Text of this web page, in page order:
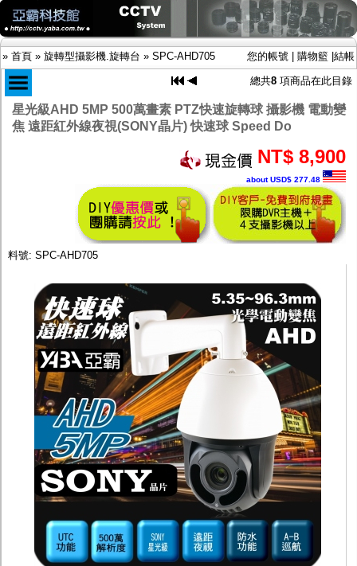
» 首頁 » 旋轉型攝影機.旋轉台 » SPC-AHD705 您的帳號 購物籃 結帳
商品目錄
AHD半球型(適用屋內)
AHD中小型紅外線攝影機(適用騎樓、室內外)
AHD防護罩型攝影機(適用屋外，紅外線照射
AHD特殊功能型攝影機
傳統高解析攝影機
鏡頭
投光設備
防護罩及支架
多路攝影機單軸傳輸
監聽器.麥克風
網路設備
視訊轉換設備
雙絞線傳輸器
雜訊改善器
分配放大器
網路線用水晶頭
網路線
懶人線.同軸線.花線
線頭.插座.延長線.HDMI線
變壓器.避雷器
轉接頭
偽裝嚇阻假監視器. 警示防盜貼紙
總共8 項商品在此目錄
星光級AHD 5MP 500萬畫素 PTZ快速旋轉球 攝影機 電動變
焦 遠距紅外線夜視(SONY晶片) 快速球 Speed Do
NT$ 8,900
about USD$ 277.48
料號: SPC-AHD705